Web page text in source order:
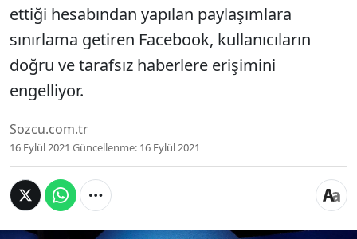
ettiği hesabından yapılan paylaşımlara
sınırlama getiren Facebook, kullanıcıların
doğru ve tarafsız haberlere erişimini
engelliyor.
Sozcu.com.tr
16 Eylül 2021 Güncellenme: 16 Eylül 2021